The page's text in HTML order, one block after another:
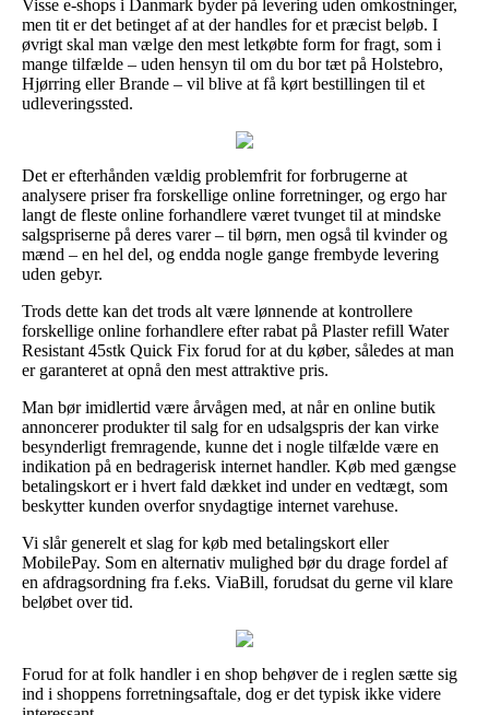
Visse e-shops i Danmark byder på levering uden omkostninger,
men tit er det betinget af at der handles for et præcist beløb. I
øvrigt skal man vælge den mest letkøbte form for fragt, som i
mange tilfælde – uden hensyn til om du bor tæt på Holstebro,
Hjørring eller Brande – vil blive at få kørt bestillingen til et
udleveringssted.
Det er efterhånden vældig problemfrit for forbrugerne at
analysere priser fra forskellige online forretninger, og ergo har
langt de fleste online forhandlere været tvunget til at mindske
salgspriserne på deres varer – til børn, men også til kvinder og
mænd – en hel del, og endda nogle gange frembyde levering
uden gebyr.
Trods dette kan det trods alt være lønnende at kontrollere
forskellige online forhandlere efter rabat på Plaster refill Water
Resistant 45stk Quick Fix forud for at du køber, således at man
er garanteret at opnå den mest attraktive pris.
Man bør imidlertid være årvågen med, at når en online butik
annoncerer produkter til salg for en udsalgspris der kan virke
besynderligt fremragende, kunne det i nogle tilfælde være en
indikation på en bedragerisk internet handler. Køb med gængse
betalingskort er i hvert fald dækket ind under en vedtægt, som
beskytter kunden overfor snydagtige internet varehuse.
Vi slår generelt et slag for køb med betalingskort eller
MobilePay. Som en alternativ mulighed bør du drage fordel af
en afdragsordning fra f.eks. ViaBill, forudsat du gerne vil klare
beløbet over tid.
Forud for at folk handler i en shop behøver de i reglen sætte sig
ind i shoppens forretningsaftale, dog er det typisk ikke videre